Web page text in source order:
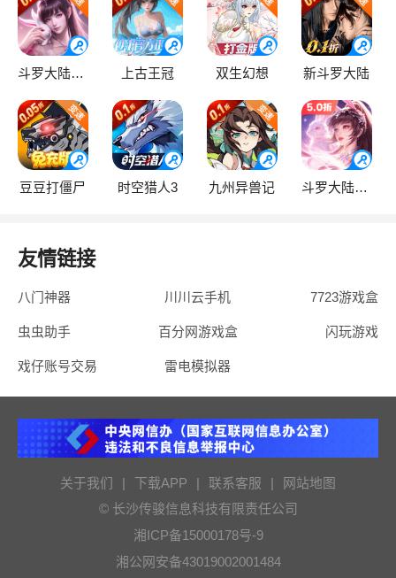
斗罗大陆：逆转时空 上古王冠 双生幻想 新斗罗大陆
豆豆打僵尸 时空猎人3 九州异兽记 斗罗大陆：武魂觉醒
友情链接
八门神器 川川云手机 7723游戏盒
虫虫助手 百分网游戏盒 闪玩游戏
戏仔账号交易 雷电模拟器
关于我们 下载APP 联系客服
网站地图
© 长沙传骏信息科技有限责任公司
湘ICP备15000178号-9
湘公网安备43019002001484